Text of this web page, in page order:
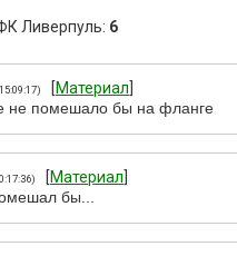
Ливерпуль: 6
[Материал
не помешало бы на фланге
[Материал
бы...